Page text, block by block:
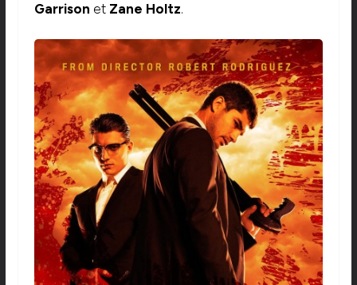
Garrison et Zane Holtz.